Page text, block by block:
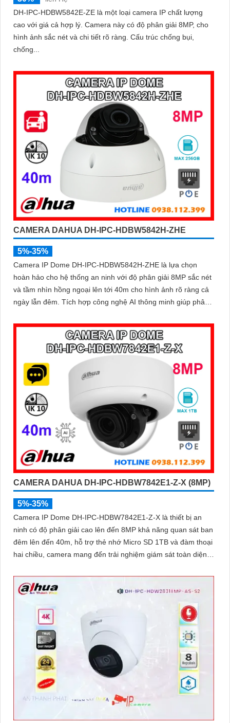
DH-IPC-HDBW5842E-ZE là một loại camera IP chất lượng
cao với giá cả hợp lý. Camera này có độ phân giải 8MP, cho
hình ảnh sắc nét và chi tiết rõ ràng. Cấu trúc chống bụi,
chống...
CAMERA DAHUA DH-IPC-HDBW5842H-ZHE
5%-35%
Camera IP Dome DH-IPC-HDBW5842H-ZHE là lựa chọn
hoàn hảo cho hệ thống an ninh với độ phân giải 8MP sắc nét
và tầm nhìn hồng ngoại lên tới 40m cho hình ảnh rõ ràng cả
ngày lẫn đêm. Tích hợp công nghệ AI thông minh giúp phân
báo sai, đi kèm khe cắm thẻ nhớ 256GB lưu trữ lâu dài, hỗ
trợ POE tiện lợi và mức giá phải chăng
CAMERA DAHUA DH-IPC-HDBW7842E1-Z-X (8MP)
5%-35%
Camera IP Dome DH-IPC-HDBW7842E1-Z-X là thiết bị an
ninh có độ phân giải cao lên đến 8MP khả năng quan sát ban
đêm lên đến 40m, hỗ trợ thẻ nhớ Micro SD 1TB và đàm thoại
hai chiều, camera mang đến trải nghiệm giám sát toàn diện.
mặt và đếm người giúp nâng cao hiệu quả quản lý và an ninh
cho mọi không gian trong nhà